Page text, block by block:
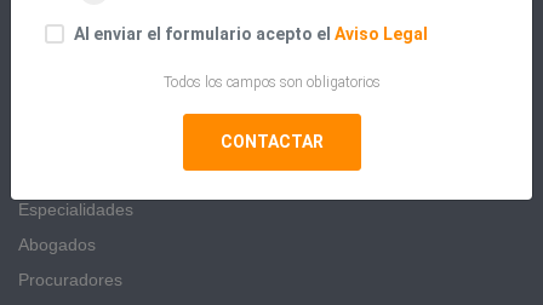
Especialidades
Abogados
Procuradores
Al enviar el formulario acepto el Aviso Legal
Todos los campos son obligatorios